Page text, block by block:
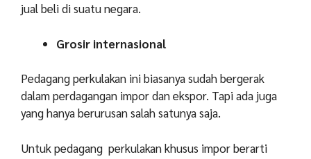
jual beli di suatu negara.
Grosir internasional
Pedagang perkulakan ini biasanya sudah bergerak
dalam perdagangan impor dan ekspor. Tapi ada juga
yang hanya berurusan salah satunya saja.
Untuk pedagang perkulakan khusus impor berarti